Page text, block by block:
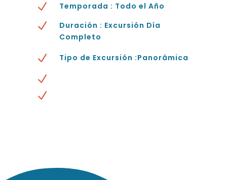
N Temporada : Todo el Año
N
Duración : Excursión Día
Completo
N Tipo de Excursión :Panorámica
N
N